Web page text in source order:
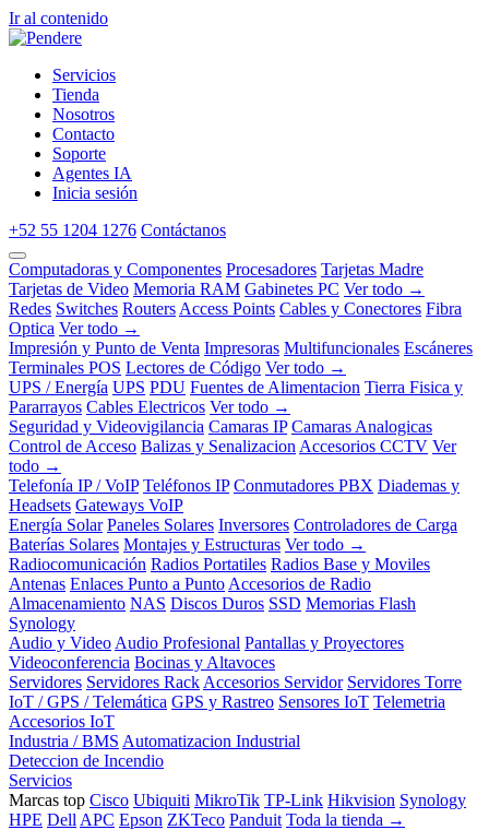
Ir al contenido
Servicios
Tienda
Nosotros
Contacto
Soporte
Agentes IA
Inicia sesión
+52 55 1204 1276 Contáctanos
Computadoras y Componentes Procesadores Tarjetas Madre
Tarjetas de Video Memoria RAM Gabinetes PC Ver todo →
Redes Switches Routers Access Points Cables y Conectores Fibra
Optica Ver todo →
Impresión y Punto de Venta Impresoras Multifuncionales Escáneres
Terminales POS Lectores de Código Ver todo →
UPS / Energía UPS PDU Fuentes de Alimentacion Tierra Fisica y
Pararrayos Cables Electricos Ver todo →
Seguridad y Videovigilancia Camaras IP Camaras Analogicas
Control de Acceso Balizas y Senalizacion Accesorios CCTV Ver
todo →
Telefonía IP / VoIP Teléfonos IP Conmutadores PBX Diademas y
Headsets Gateways VoIP
Energía Solar Paneles Solares Inversores Controladores de Carga
Baterías Solares Montajes y Estructuras Ver todo →
Radiocomunicación Radios Portatiles Radios Base y Moviles
Antenas Enlaces Punto a Punto Accesorios de Radio
Almacenamiento NAS Discos Duros SSD Memorias Flash
Synology
Audio y Video Audio Profesional Pantallas y Proyectores
Videoconferencia Bocinas y Altavoces
Servidores Servidores Rack Accesorios Servidor Servidores Torre
IoT / GPS / Telemática GPS y Rastreo Sensores IoT Telemetria
Accesorios IoT
Industria / BMS Automatizacion Industrial
Deteccion de Incendio
Servicios
Marcas top Cisco Ubiquiti MikroTik TP-Link Hikvision Synology
HPE Dell APC Epson ZKTeco Panduit Toda la tienda →